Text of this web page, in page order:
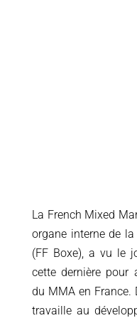
La French Mixed
organe interne de
(FF Boxe), a vu le
cette dernière pour
du MMA en France.
travaille au